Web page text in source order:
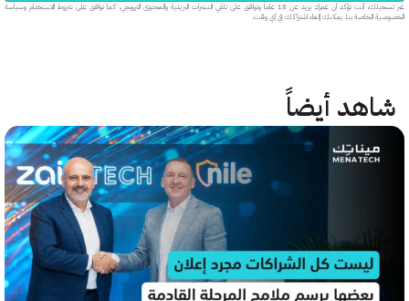
عبر تسجيلك، أنت تؤكد أن عمرك يزيد عن 18 عاماً وتوافق على تلقي النشرات البريدية والمحتوى الترويجي، كما توافق على شروط الاستخدام وسياسة
بنا. يمكنك إلغاء اشتراكك في أي وقت.
أيضاً